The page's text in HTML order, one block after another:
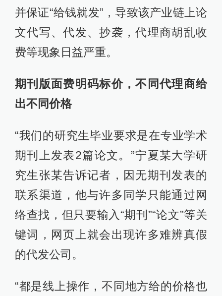
并保证“给钱就发”，导致该产业链上论
文代写、代发、抄袭，代理商胡乱收
费等现象日益严重。
期刊版面费明码标价，不同代理商给
出不同价格
“我们的研究生毕业要求是在专业学术
期刊上发表2篇论文。”宁夏某大学研
究生张某告诉记者，因无期刊发表的
联系渠道，他与许多同学只能通过网
络查找，但只要输入“期刊”“论文”等关
键词，网页上就会出现许多难辨真假
的代发公司。
“都是线上操作，不同地方给的价格也